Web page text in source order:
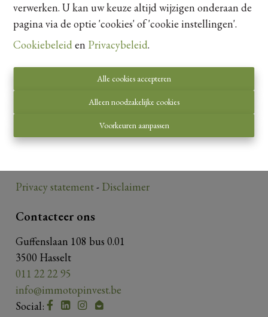
verwerken. U kan uw keuze altijd wijzigen onderaan de
pagina via de optie 'cookies' of 'cookie instellingen'.
Cookiebeleiden Privacybeleid.
Alle cookies accepteren
Alleen noodzakelijke cookies
Voorkeuren aanpassen
Toezichthoudende autoriteit:
Luxemburgstraat 16 B te 1000 Brussel.
Privacy statement- Disclaimer
Contacteer ons
Guffenslaan 108 bus 0.01
3500 Hasselt
011 22 22 95
info@immotopinvest.be
Social: